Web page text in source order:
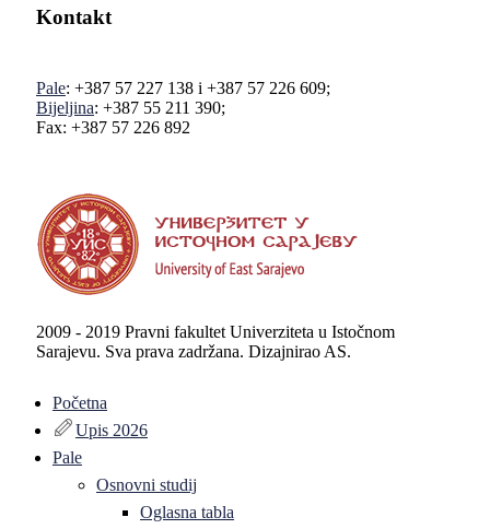
Kontakt
Pale: +387 57 227 138 i +387 57 226 609;
Bijeljina: +387 55 211 390;
Fax: +387 57 226 892
2009 - 2019 Pravni fakultet Univerziteta u Istočnom
Sarajevu. Sva prava zadržana. Dizajnirao AS.
Početna
Upis 2026
Pale
Osnovni studij
Oglasna tabla